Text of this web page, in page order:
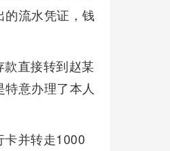
的流水凭证，钱
直接转到赵某
意办理了本人
并转走1000